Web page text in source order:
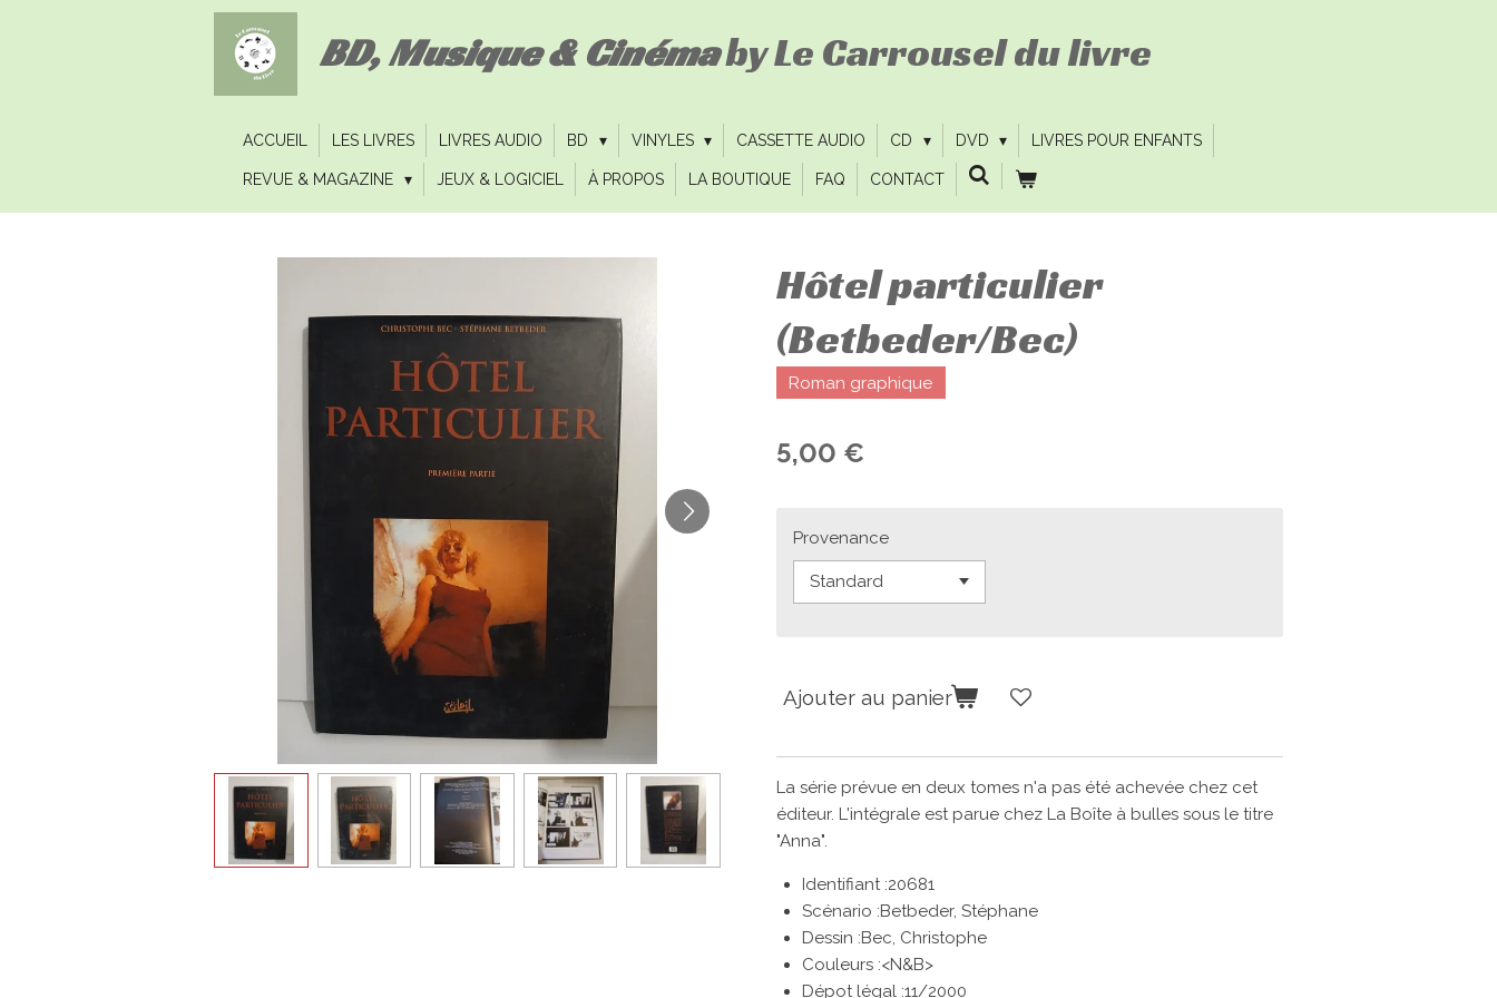
BD, Musique & Cinémaby Le Carrousel du livre
ACCUEIL LES LIVRES LIVRES AUDIO BD VINYLES CASSETTE AUDIO CD DVD LIVRES POUR ENFANTS
REVUE & MAGAZINE JEUX & LOGICIEL À PROPOS LA BOUTIQUE FAQ CONTACT
Hôtel particulier
(Betbeder/Bec)
Roman graphique
5,00 €
Provenance
Ajouter au panier
La série prévue en deux tomes n'a pas été achevée chez cet
éditeur. L'intégrale est parue chez La Boîte à bulles sous le titre
"Anna".
Identifiant :20681
Scénario :Betbeder, Stéphane
Dessin :Bec, Christophe
Couleurs :<N&B>
Dépot légal :11/2000